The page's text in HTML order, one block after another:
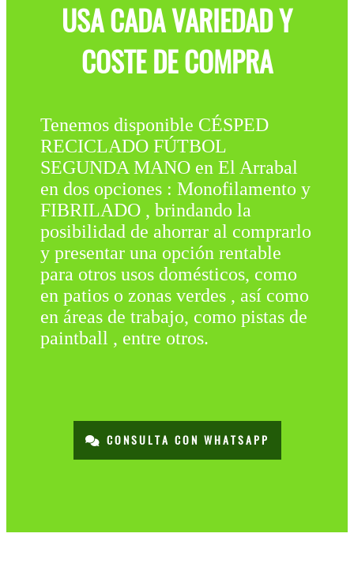
USA CADA VARIEDAD Y
COSTE DE COMPRA
Tenemos disponible CÉSPED
RECICLADO FÚTBOL
SEGUNDA MANO en El Arrabal
en dos opciones : Monofilamento y
FIBRILADO , brindando la
posibilidad de ahorrar al comprarlo
y presentar una opción rentable
para otros usos domésticos, como
en patios o zonas verdes , así como
en áreas de trabajo, como pistas de
paintball , entre otros.
CONSULTA CON WHATSAPP